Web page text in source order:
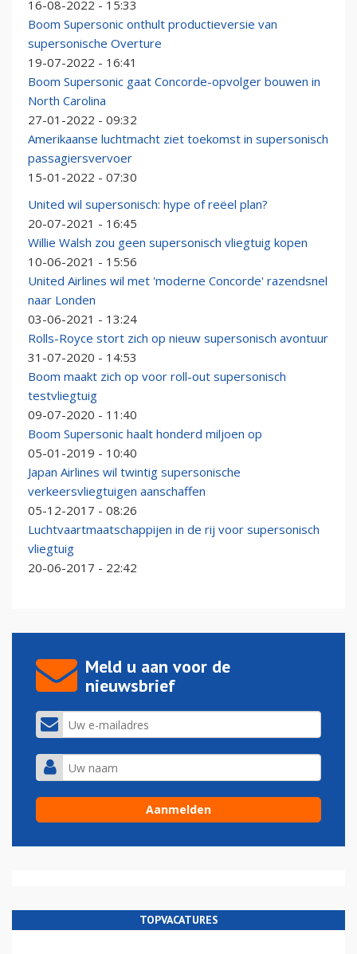
16-08-2022 - 15:33
Boom Supersonic onthult productieversie van
supersonische Overture
19-07-2022 - 16:41
Boom Supersonic gaat Concorde-opvolger bouwen in
North Carolina
27-01-2022 - 09:32
Amerikaanse luchtmacht ziet toekomst in supersonisch
passagiersvervoer
15-01-2022 - 07:30
United wil supersonisch: hype of reëel plan?
20-07-2021 - 16:45
Willie Walsh zou geen supersonisch vliegtuig kopen
10-06-2021 - 15:56
United Airlines wil met 'moderne Concorde' razendsnel
naar Londen
03-06-2021 - 13:24
Rolls-Royce stort zich op nieuw supersonisch avontuur
31-07-2020 - 14:53
Boom maakt zich op voor roll-out supersonisch
testvliegtuig
09-07-2020 - 11:40
Boom Supersonic haalt honderd miljoen op
05-01-2019 - 10:40
Japan Airlines wil twintig supersonische
verkeersvliegtuigen aanschaffen
05-12-2017 - 08:26
Luchtvaartmaatschappijen in de rij voor supersonisch
vliegtuig
20-06-2017 - 22:42
Meld u aan voor de
nieuwsbrief
TOPVACATURES